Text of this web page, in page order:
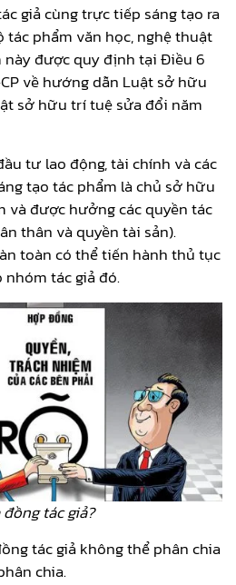
giả cùng trực tiếp sáng tạo ra
phẩm văn học, nghệ thuật
này được quy định tại Điều 6
về hướng dẫn Luật sở hữu
sở hữu trí tuệ sửa đổi năm
tư lao động, tài chính và các
tạo tác phẩm là chủ sở hữu
và được hưởng các quyền tác
thân và quyền tài sản).
toàn có thể tiến hành thủ tục
tác giả đó.
tác giả?
tác giả không thể phân chia
chia.